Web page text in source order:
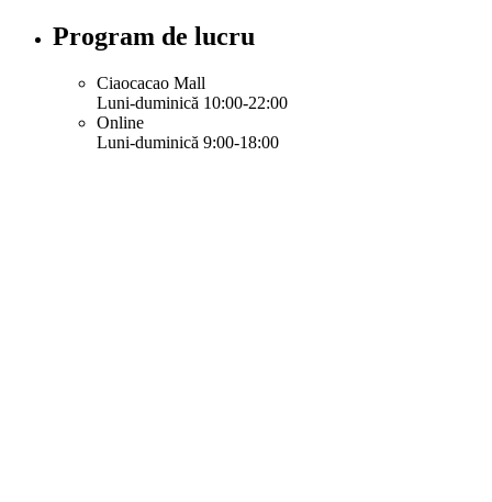
Program de lucru
Ciaocacao Mall
Luni-duminică 10:00-22:00
Online
Luni-duminică 9:00-18:00